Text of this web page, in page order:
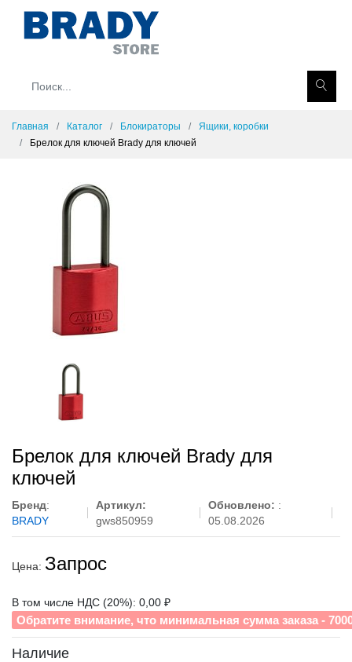
Главная Каталог Блокираторы
Ящики, коробки
Брелок для ключей Brady для ключей
Брелок для ключей Brady для
ключей
Бренд:
BRADY
Артикул:
gws850959
Обновлено: :
05.08.2026
Цена: Запрос
В том числе НДС (20%): 0,00 ₽
Обратите внимание, что минимальная сумма заказа -
Наличие